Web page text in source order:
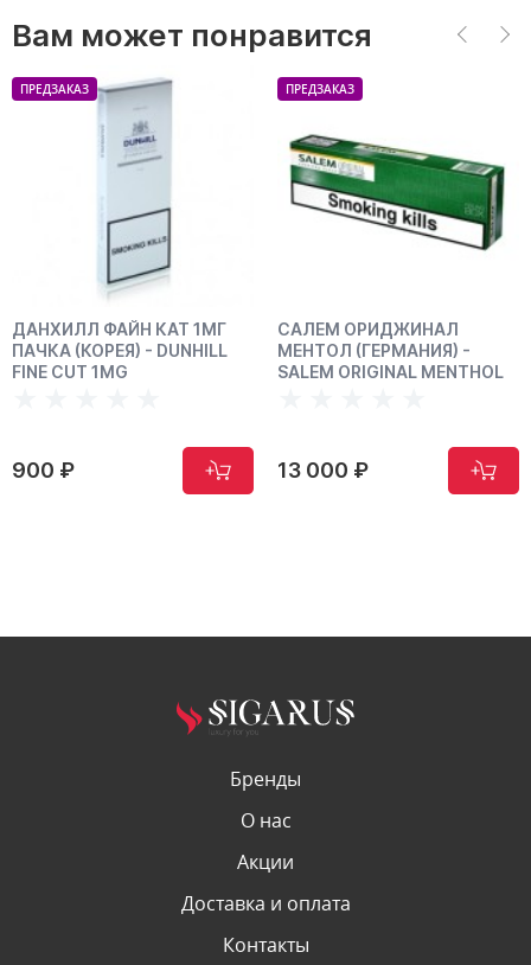
Вам может понравится
ПРЕДЗАКАЗ
ДАНХИЛЛ ФАЙН КАТ 1МГ
ПАЧКА (КОРЕЯ) - DUNHILL
FINE CUT 1MG
900 ₽
ПРЕДЗАКАЗ
САЛЕМ ОРИДЖИНАЛ
МЕНТОЛ (ГЕРМАНИЯ) -
SALEM ORIGINAL MENTHOL
13 000 ₽
Бренды
О нас
Акции
Доставка и оплата
Контакты